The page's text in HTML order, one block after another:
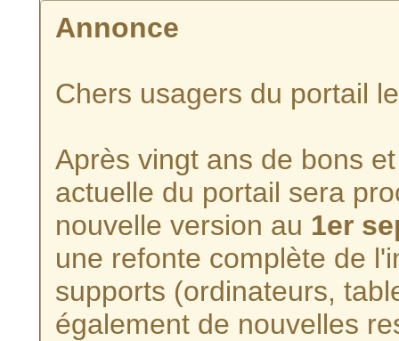
Annonce
Chers usagers du portail
Après vingt ans de bons
actuelle du portail sera
nouvelle version au 1er
une refonte complète de
supports (ordinateurs,
également de nouvelles